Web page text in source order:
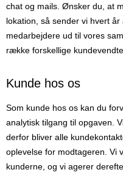
chat og mails. Ønsker du, at
lokation, så sender vi hvert
medarbejdere ud til vores
række forskellige
Kunde hos os
Som kunde hos os kan du
analytisk tilgang til opgaven.
derfor bliver alle
oplevelse for modtageren. Vi
kunderne, og vi agerer